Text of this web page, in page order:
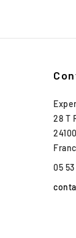
28 T
05